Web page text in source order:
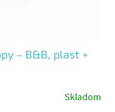
– B&B, plast +
Skladom